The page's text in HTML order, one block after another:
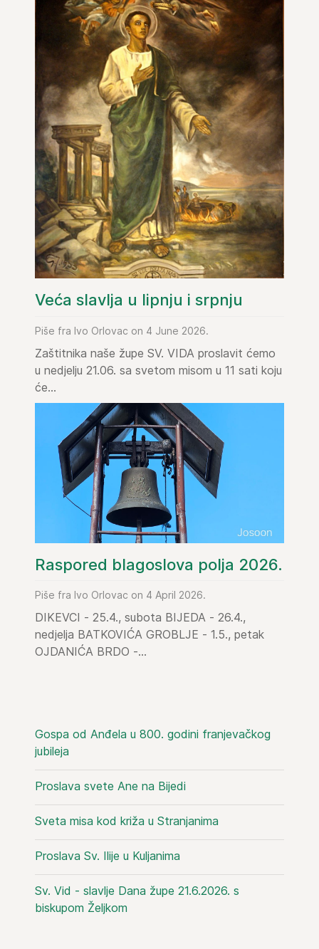
Veća slavlja u lipnju i srpnju
Piše fra Ivo Orlovac on 4 June 2026.
Zaštitnika naše župe SV. VIDA proslavit ćemo
u nedjelju 21.06. sa svetom misom u 11 sati koju
će...
Raspored blagoslova polja 2026.
Piše fra Ivo Orlovac on 4 April 2026.
DIKEVCI - 25.4., subota BIJEDA - 26.4.,
nedjelja BATKOVIĆA GROBLJE - 1.5., petak
OJDANIĆA BRDO -...
Gospa od Anđela u 800. godini franjevačkog
jubileja
Proslava svete Ane na Bijedi
Sveta misa kod križa u Stranjanima
Proslava Sv. Ilije u Kuljanima
Sv. Vid - slavlje Dana župe 21.6.2026. s
biskupom Željkom